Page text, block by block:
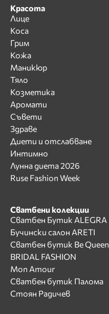
Красота
Лице
Коса
Грим
Кожа
Маникюр
Тяло
Козметика
Аромати
Съвети
Здраве
Диети и отслабване
Интимно
Лунна диета 2026
Ruse Fashion Week
Сватбени колекции
Сватбен Бутик ALEGRA
Бучински салон ARETI
Сватбен бутик Be Queen
BRIDAL FASHION
Mon Amour
Сватбен бутик Палома
Стоян Радичев